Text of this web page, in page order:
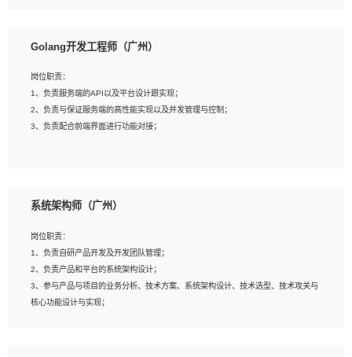
2、熟悉PostgreSQL、redis、MongoDB、ElasticSearch等开源数据库运维管理，
4、熟悉Hadoop、HBASE、Spark等大数据平台优先。
5、熟悉linux或任意一种unix操作系统，如有较强操作系统侧工作经验者优先。
6、具备丰富的项目实施经验，较强的自我学习能力。
Golang开发工程师（广州）
岗位职责：
1、负责服务端的API以及平台设计跟实现；
2、负责与保证服务端的高性能实现以及并发管理与控制；
3、负责配合前端界面进行功能对接；
2、1年以上Golang开发工作经验，能独立完成相应项目开发；
与实现，熟悉常用开源框架及设计模式；
4、熟悉Golang、连接池、消息队列等组件使用、熟悉后端开发、测试、调试流程
跟工具使用；
5、对技术有激情，喜欢钻研，能快速接受和掌握新技术，学习能力和工作责任心
强，良好的沟通表达能力和团队协作能力。
系统架构师（广州）
岗位职责：
1、负责自研产品开发及开发团队管理；
2、负责产品和平台的系统架构设计；
3、参与产品与项目的业务分析、技术方案、系统架构设计、技术选型、技术攻关与
核心功能设计与实现；